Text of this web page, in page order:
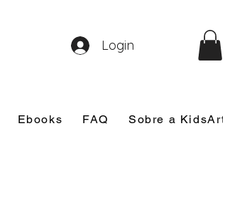
Ebooks FAQ Sobre a KidsArt
Login